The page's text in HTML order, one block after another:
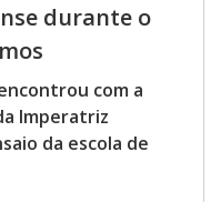
durante o
com a
Imperatriz
da escola de